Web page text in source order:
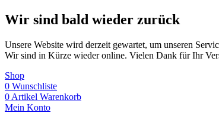
Wir sind bald wieder zurück
Unsere Website wird derzeit gewartet, um unseren
Wir sind in Kürze wieder online. Vielen Dank für Ihr
Shop
0 Wunschliste
0 Artikel Warenkorb
Mein Konto